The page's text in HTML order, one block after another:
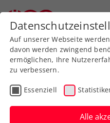
Auf unserer Webseite
davon werden zwingend
ermöglichen, Ihre
zu verbessern.
Essenziell
Alle